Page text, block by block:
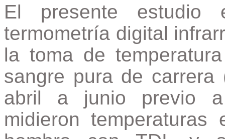
El presente
termometría digital
la toma de
sangre pura de carrera
abril a junio previo
midieron